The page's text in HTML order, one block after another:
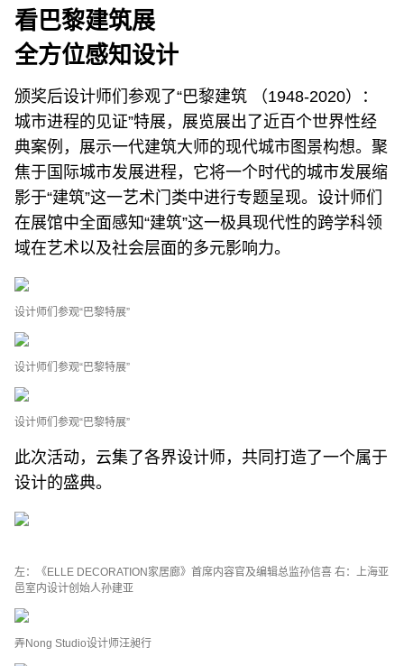
看巴黎建筑展
全方位感知设计
颁奖后设计师们参观了“巴黎建筑 （1948-2020）：
城市进程的见证”特展，展览展出了近百个世界性经
典案例，展示一代建筑大师的现代城市图景构想。聚
焦于国际城市发展进程，它将一个时代的城市发展缩
影于“建筑”这一艺术门类中进行专题呈现。设计师们
在展馆中全面感知“建筑”这一极具现代性的跨学科领
域在艺术以及社会层面的多元影响力。
设计师们参观“巴黎特展”
设计师们参观“巴黎特展”
设计师们参观“巴黎特展”
此次活动，云集了各界设计师，共同打造了一个属于
设计的盛典。
左：《ELLE DECORATION家居廊》首席内容官及编辑总监孙信喜 右：上海亚
邑室内设计创始人孙建亚
弄Nong Studio设计师汪昶行